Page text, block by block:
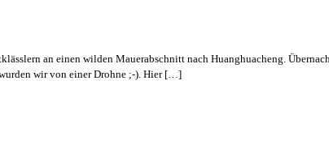
an einen wilden Mauerabschnitt nach Huanghuacheng.
wir von einer Drohne ;-). Hier […]